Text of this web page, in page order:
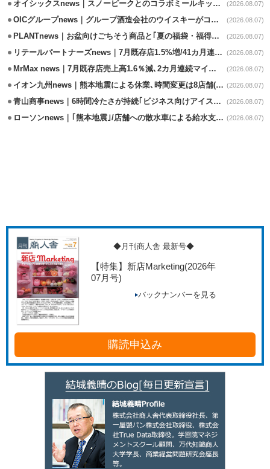
オイシックスnews｜スノーピークとのコラボミールキット8/13発売 (2026.08.07)
OICグループnews｜グループ酒造会社のウイスキーがコンペティション受賞 (2026.08.07)
PLANTnews｜お盆向けごちそう商品と｢夏の福袋・福得カート｣8/8から開催 (2026.08.07)
リテールパートナーズnews｜7月既存店1.5%増/41カ月連続増 (2026.08.07)
MrMax news｜7月既存店売上高1.6％減､2カ月連続マイナス (2026.08.07)
イオン九州news｜熊本地震による休業､時間変更は8店舗(8/7時点) (2026.08.07)
青山商事news｜6時間冷たさが持続｢ビジネス向けアイスベスト｣発売 (2026.08.07)
ローソンnews｜｢熊本地震｣/店舗への散水車による給水支援を開始 (2026.08.07)
◆月刊商人舎 最新号◆
【特集】新店Marketing(2026年
07月号)
バックナンバーを見る
購読申込み